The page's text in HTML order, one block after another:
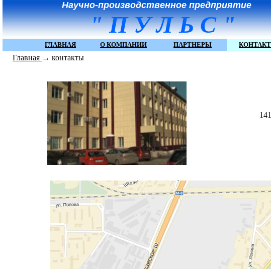
Научно-производственное предприятие
" П У Л Ь С "
ГЛАВНАЯ О КОМПАНИИ ПАРТНЕРЫ
Главная → контакты